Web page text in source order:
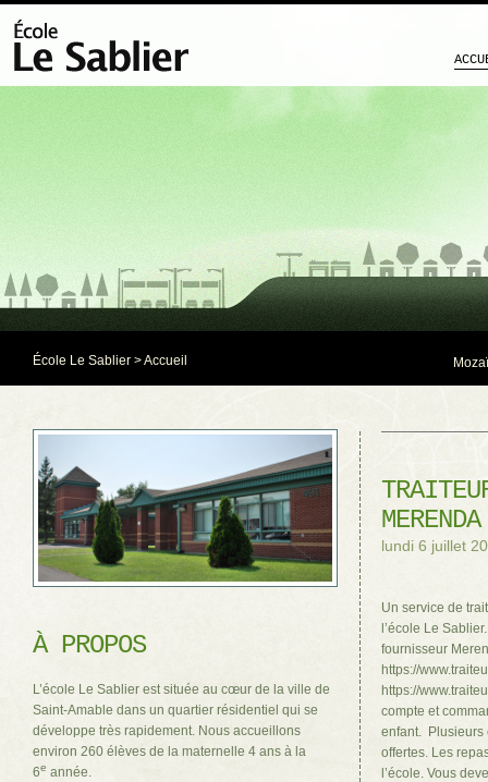
École Le Sablier > Accueil
À PROPOS
L’école Le Sablier est située au cœur de la ville de
Saint-Amable dans un quartier résidentiel qui se
développe très rapidement. Nous accueillons
environ 260 élèves de la maternelle 4 ans à la
6e année.
MERENDA
lundi 6 juillet
Un service de
l’école Le
fournisseur
https://
https://
compte et
enfant. Plusieurs
offertes. Les
l’école. Vous